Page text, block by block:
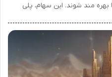
مند شوند. این سهام، پلی